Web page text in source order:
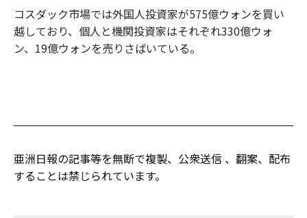
コスダック市場では外国人投資家が575億ウォンを買い
越しており、個人と機関投資家はそれぞれ330億ウォ
ン、19億ウォンを売りさばいている。
亜洲日報の記事等を無断で複製、公衆送信 、翻案、配布
することは禁じられています。